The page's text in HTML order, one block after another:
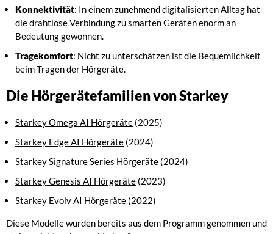
Konnektivität: In einem zunehmend digitalisierten Alltag hat
die drahtlose Verbindung zu smarten Geräten enorm an
Bedeutung gewonnen.
Tragekomfort: Nicht zu unterschätzen ist die Bequemlichkeit
beim Tragen der Hörgeräte.
Die Hörgerätefamilien von Starkey
Starkey Omega AI Hörgeräte (2025)
Starkey Edge AI Hörgeräte (2024)
Starkey Signature Series Hörgeräte (2024)
Starkey Genesis AI Hörgeräte (2023)
Starkey Evolv AI Hörgeräte (2022)
Diese Modelle wurden bereits aus dem Programm genommen und